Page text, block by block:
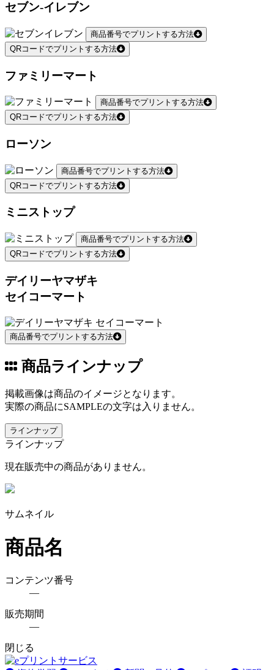
セブン-イレブン
商品番号でプリントする方法
QRコードでプリントする方法
ファミリーマート
商品番号でプリントする方法
QRコードでプリントする方法
ローソン
商品番号でプリントする方法
QRコードでプリントする方法
ミニストップ
商品番号でプリントする方法
QRコードでプリントする方法
デイリーヤマザキ
セイコーマート
商品番号でプリントする方法
商品ラインナップ
掲載画像は商品のイメージとなります。
実際の商品にSAMPLEの文字は入りません。
ラインナップ
ラインナップ
現在販売中の商品がありません。
サムネイル
商品名
コンテンツ番号
―
販売期間
―
閉じる